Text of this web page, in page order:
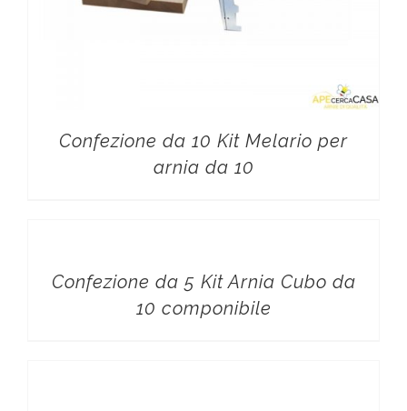
Confezione da 10 Kit Melario per
arnia da 10
Confezione da 5 Kit Arnia Cubo da
10 componibile